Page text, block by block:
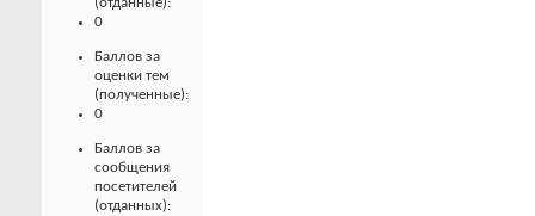
(отданные):
0
Баллов за
оценки тем
(полученные):
0
Баллов за
сообщения
посетителей
(отданных):